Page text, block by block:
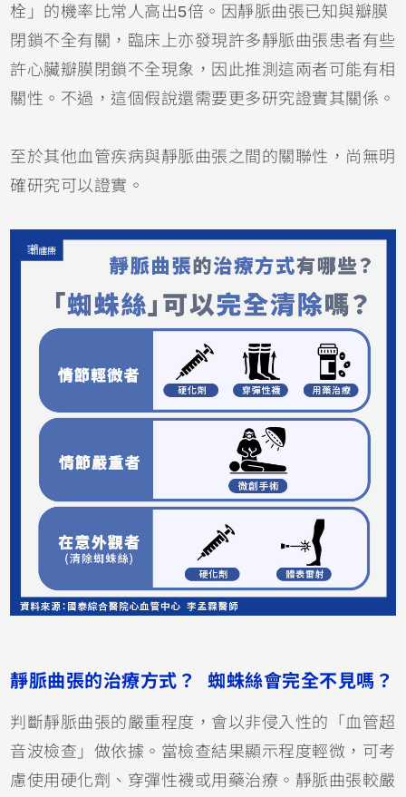
栓」的機率比常人高出5倍。因靜脈曲張已知與瓣膜
閉鎖不全有關，臨床上亦發現許多靜脈曲張患者有些
許心臟瓣膜閉鎖不全現象，因此推測這兩者可能有相
關性。不過，這個假說還需要更多研究證實其關係。
至於其他血管疾病與靜脈曲張之間的關聯性，尚無明
確研究可以證實。
靜脈曲張的治療方式？ 蜘蛛絲會完全不見嗎？
判斷靜脈曲張的嚴重程度，會以非侵入性的「血管超
音波檢查」做依據。當檢查結果顯示程度輕微，可考
慮使用硬化劑、穿彈性襪或用藥治療。靜脈曲張較嚴